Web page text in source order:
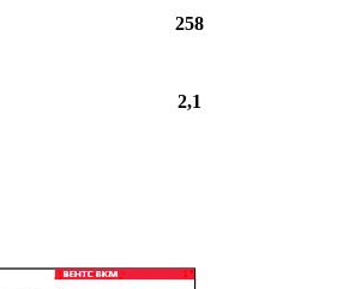
258
2,1